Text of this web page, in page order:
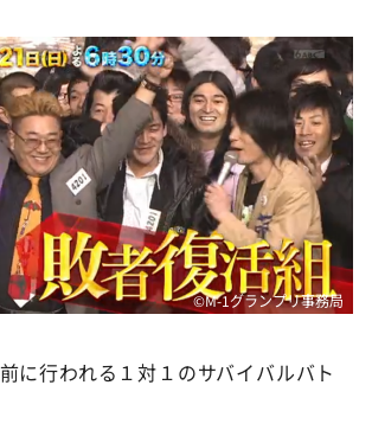
©M-1グランプリ事務局
に行われる１対１のサバイバルバト